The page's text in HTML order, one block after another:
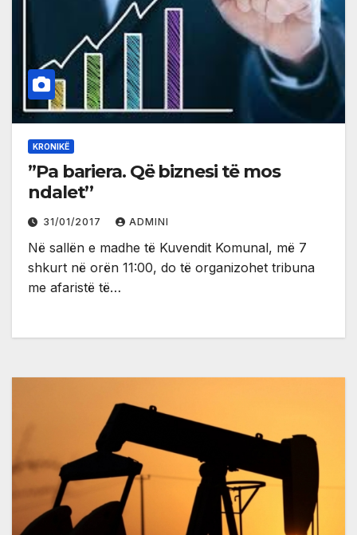
KRONIKË
”Pa bariera. Që biznesi të mos
ndalet’’
31/01/2017 ADMINI
Në sallën e madhe të Kuvendit Komunal, më 7
shkurt në orën 11:00, do të organizohet tribuna
me afaristë të…